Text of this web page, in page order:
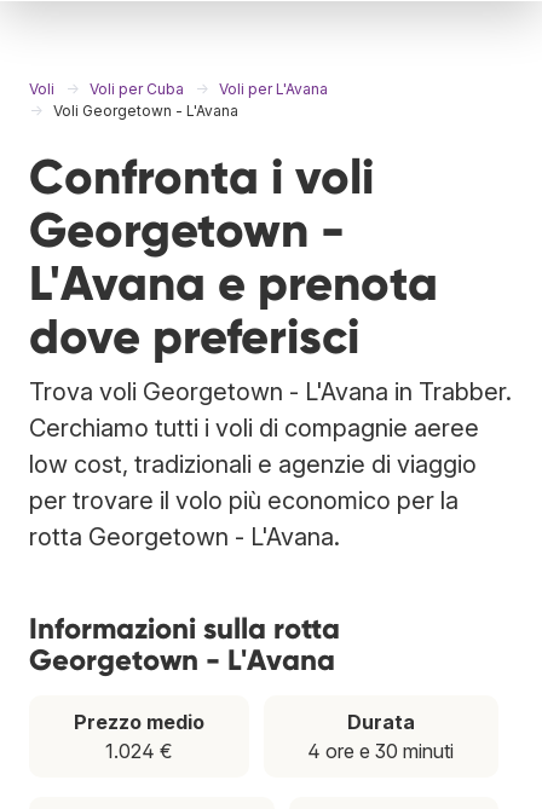
Voli Voli per Cuba
Voli per L'Avana
Voli Georgetown - L'Avana
Confronta i voli
Georgetown -
L'Avana e prenota
dove preferisci
Trova voli Georgetown - L'Avana in Trabber.
Cerchiamo tutti i voli di compagnie aeree
low cost, tradizionali e agenzie di viaggio
per trovare il volo più economico per la
rotta Georgetown - L'Avana.
Informazioni sulla rotta
Georgetown - L'Avana
Prezzo medio
1.024 €
Durata
4 ore e 30 minuti